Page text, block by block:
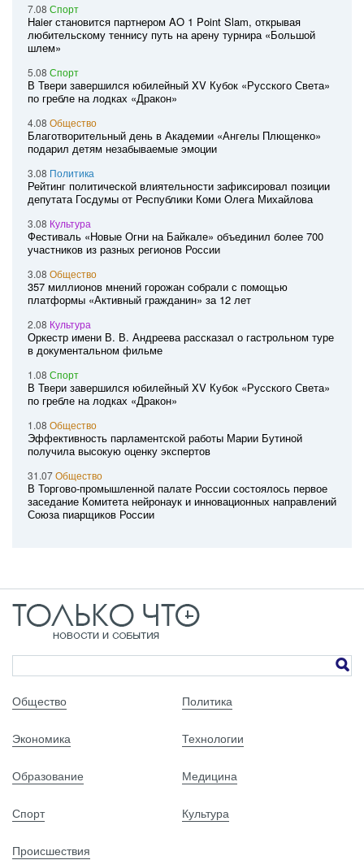
7.08 Спорт
Haier становится партнером AO 1 Point Slam, открывая
любительскому теннису путь на арену турнира «Большой
шлем»
5.08 Спорт
В Твери завершился юбилейный XV Кубок «Русского Света»
по гребле на лодках «Дракон»
4.08 Общество
Благотворительный день в Академии «Ангелы Плющенко»
подарил детям незабываемые эмоции
3.08 Политика
Рейтинг политической влиятельности зафиксировал позиции
депутата Госдумы от Республики Коми Олега Михайлова
3.08 Культура
Фестиваль «Новые Огни на Байкале» объединил более 700
участников из разных регионов России
3.08 Общество
357 миллионов мнений горожан собрали с помощью
платформы «Активный гражданин» за 12 лет
2.08 Культура
Оркестр имени В. В. Андреева рассказал о гастрольном туре
в документальном фильме
1.08 Спорт
В Твери завершился юбилейный XV Кубок «Русского Света»
по гребле на лодках «Дракон»
1.08 Общество
Эффективность парламентской работы Марии Бутиной
получила высокую оценку экспертов
31.07Общество
В Торгово-промышленной палате России состоялось первое
заседание Комитета нейронаук и инновационных направлений
Союза пиарщиков России
Общество Политика
Экономика Технологии
Образование Медицина
Спорт Культура
Происшествия